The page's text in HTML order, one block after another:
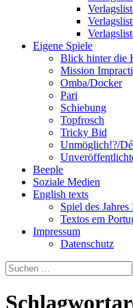
Eigene Spiele
Blick hinter die
Mission
Omba/Docker
Pari
Schiebung
Topfrosch
Tricky Bid
Unmöglich!?/
Beeple
Soziale Medien
English texts
Spiel des
Textos em
Impressum
Datenschutz
Suchen
nach: